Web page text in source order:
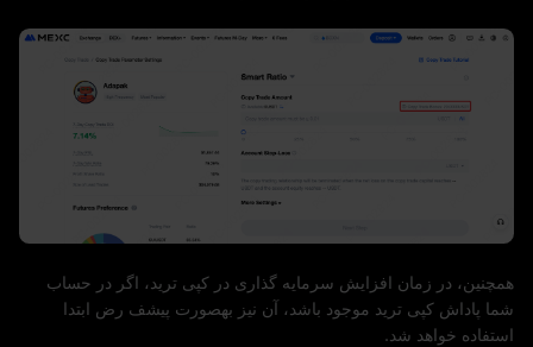
همچنین، در زمان افزایش سرمایه گذاری در کپی ترید، اگر در حساب
شما پاداش کپی ترید موجود باشد، آن نیز بهصورت پیشف رض ابتدا
استفاده خواهد شد.